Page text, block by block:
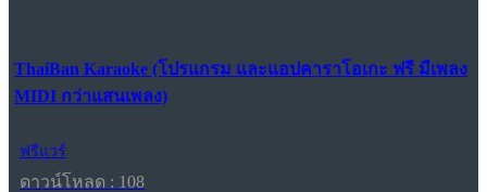
ThaiBan Karaoke (โปรแกรม และแอปคาราโอเกะ ฟรี มีเพลง
MIDI กว่าแสนเพลง)
ฟรีแวร์
ดาวน์โหลด : 108